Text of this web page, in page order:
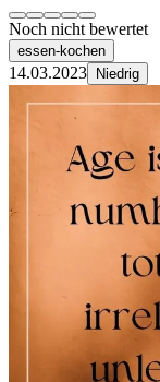
Noch nicht bewertet
essen-kochen
14.03.2023 Niedrig